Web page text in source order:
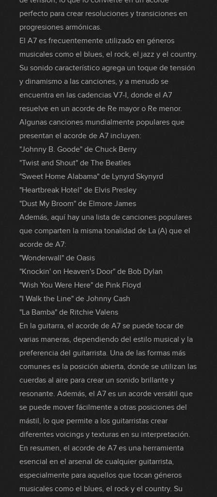
perfecto para crear resoluciones y transiciones en
progresiones armónicas.
El A7 es frecuentemente utilizado en géneros
musicales como el blues, el rock, el jazz y el country.
Su sonido característico agrega un toque de tensión
y dinamismo a las canciones, y a menudo se
encuentra en las cadencias V7-I, donde el A7
resuelve en un acorde de Re mayor o Re menor.
Algunas canciones mundialmente populares que
presentan el acorde de A7 incluyen:
"Johnny B. Goode" de Chuck Berry
"Twist and Shout" de The Beatles
"Sweet Home Alabama" de Lynyrd Skynyrd
"Heartbreak Hotel" de Elvis Presley
"Dust My Broom" de Elmore James
Además, aquí hay una lista de canciones populares
que comparten la misma tonalidad de La (A) que el
acorde de A7:
"Wonderwall" de Oasis
"Knockin' on Heaven's Door" de Bob Dylan
"Wish You Were Here" de Pink Floyd
"I Walk the Line" de Johnny Cash
"La Bamba" de Ritchie Valens
En la guitarra, el acorde de A7 se puede tocar de
varias maneras, dependiendo del estilo musical y la
preferencia del guitarrista. Una de las formas más
comunes es la posición abierta, donde se utilizan las
cuerdas al aire para crear un sonido brillante y
resonante. Además, el A7 es un acorde versátil que
se puede mover fácilmente a otras posiciones del
mástil, lo que permite a los guitarristas crear
diferentes voicings y texturas en su interpretación.
En resumen, el acorde de A7 es una herramienta
esencial en el arsenal de cualquier guitarrista,
especialmente para aquellos que tocan géneros
musicales como el blues, el rock y el country. Su